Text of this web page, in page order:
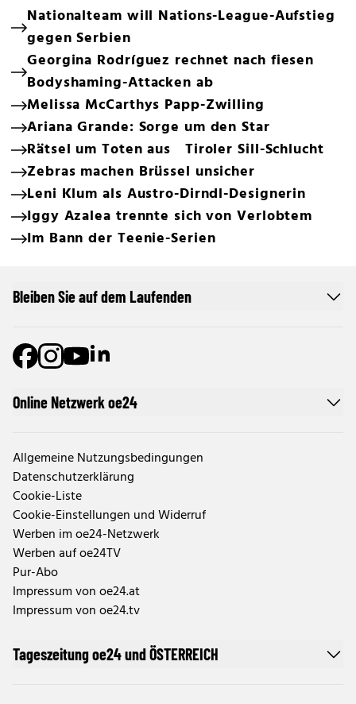
Nationalteam will Nations-League-Aufstieg
gegen Serbien
Georgina Rodríguez rechnet nach fiesen
Bodyshaming-Attacken ab
Melissa McCarthys Papp-Zwilling
Ariana Grande: Sorge um den Star
Rätsel um Toten aus Tiroler Sill-Schlucht
Zebras machen Brüssel unsicher
Leni Klum als Austro-Dirndl-Designerin
Iggy Azalea trennte sich von Verlobtem
Im Bann der Teenie-Serien
Online Netzwerk oe24
Allgemeine Nutzungsbedingungen
Datenschutzerklärung
Cookie-Liste
Cookie-Einstellungen und Widerruf
Werben im oe24-Netzwerk
Werben auf oe24TV
Pur-Abo
Impressum von oe24.at
Impressum von oe24.tv
Tageszeitung oe24 und ÖSTERREICH
Bleiben Sie auf dem Laufenden